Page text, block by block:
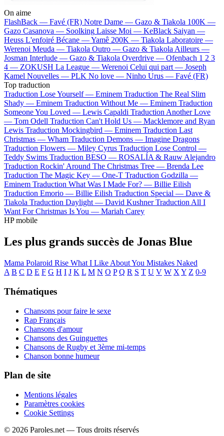
On aime
FlashBack — Favé (FR) Notre Dame — Gazo & Tiakola 100K —
Gazo Casanova — Soolking Laisse Moi — KeBlack Saiyan —
Heuss L'enfoiré Bécane —Yamê 200K — Tiakola Laboratoire —
Werenoi Meuda — Tiakola Outro — Gazo & TiakolaAilleurs —
Josman Interlude — Gazo & Tiakola Overdrive — Ofenbach 1 2 3
4 — ZOKUSH La League — Werenoi Celui qui part — Joseph
Kamel Nouvelles — PLK No love — Ninho Urus — Favé (FR)
Top traduction
Traduction Lose Yourself — Eminem Traduction The Real Slim
Shady — Eminem Traduction Without Me — Eminem Traduction
Someone You Loved — Lewis Capaldi Traduction Another Love
— Tom Odell Traduction Can't Hold Us — Macklemore and Ryan
Lewis Traduction Mockingbird — Eminem Traduction Last
Christmas — Wham Traduction Demons — Imagine Dragons
Traduction Flowers — Miley Cyrus Traduction Lose Control —
Teddy Swims Traduction BESO — ROSALÍA & Rauw Alejandro
Traduction Rockin' Around The Christmas Tree — Brenda Lee
Traduction The Magic Key — One-T Traduction Godzilla —
Eminem Traduction What Was I Made For? — Billie Eilish
Traduction Emorio — Billie Eilish Traduction Special — Dave &
Tiakola Traduction Daylight — David Kushner Traduction All I
Want For Christmas Is You — Mariah Carey
HP mobile
Les plus grands succès de Jonas Blue
Mama Polaroid Rise What I Like About You Mistakes Naked
A B C D E F G H I J K L M N O P Q R S T U V W X Y Z 0-9
Thématiques
Chansons pour faire le sexe
Rap Français
Chansons d'amour
Chansons des Guinguettes
Chansons de Rugby et 3ème mi-temps
Chanson bonne humeur
Plan de site
Mentions légales
Paramètres cookies
Cookie Settings
© 2026 Paroles.net — Tous droits réservés